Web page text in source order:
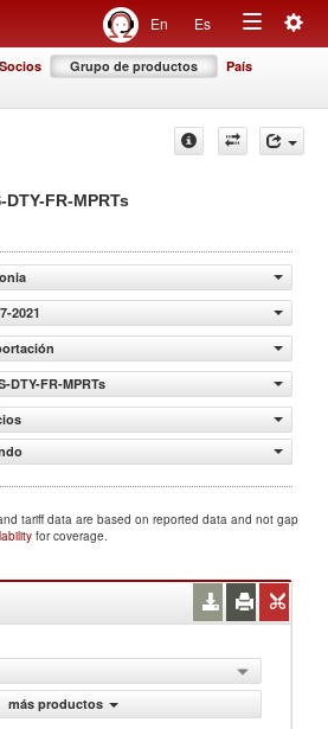
En Es
Toggle
Socios Grupo de productos País
FR-MPRTs
2021
DTY-FR-MPRTs
tariff data are based on reported data and not gap
for coverage.
más productos